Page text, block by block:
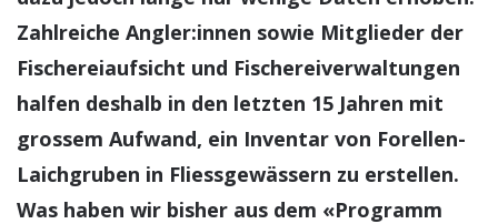
Zahlreiche Angler:innen sowie Mitglieder der
Fischereiaufsicht und Fischereiverwaltungen
halfen deshalb in den letzten 15 Jahren mit
grossem Aufwand, ein Inventar von Forellen-
Laichgruben in Fliessgewässern zu erstellen.
Was haben wir bisher aus dem «Programm